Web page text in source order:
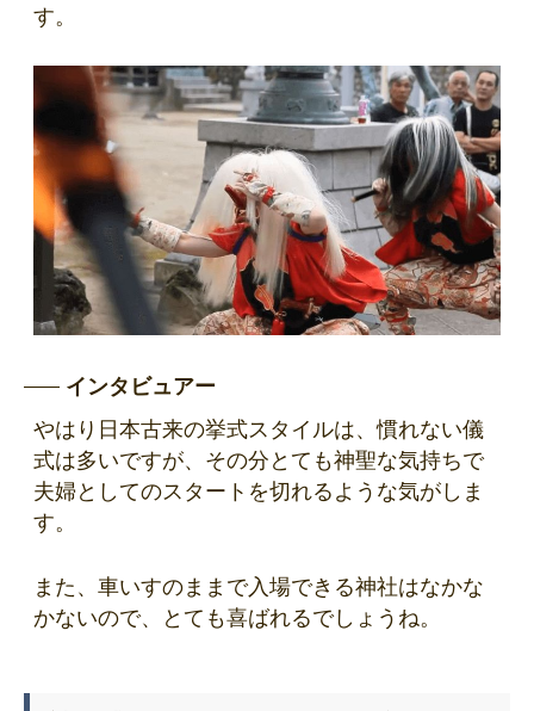
す。
インタビュアー
やはり日本古来の挙式スタイルは、慣れない儀
式は多いですが、その分とても神聖な気持ちで
夫婦としてのスタートを切れるような気がしま
す。
また、車いすのままで入場できる神社はなかな
かないので、とても喜ばれるでしょうね。